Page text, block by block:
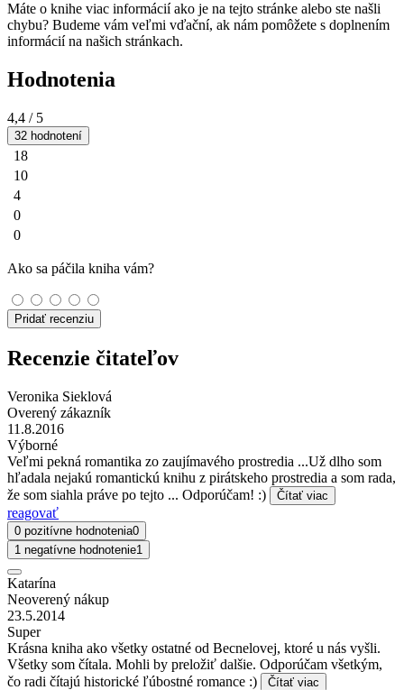
Máte o knihe viac informácií ako je na tejto stránke alebo ste našli
chybu? Budeme vám veľmi vďační, ak nám pomôžete s doplnením
informácií na našich stránkach.
Hodnotenia
4,4 / 5
32 hodnotení
18
10
4
0
0
Ako sa páčila kniha vám?
Pridať recenziu
Recenzie čitateľov
Veronika Sieklová
Overený zákazník
11.8.2016
Výborné
Veľmi pekná romantika zo zaujímavého prostredia ...Už dlho som
hľadala nejakú romantickú knihu z pirátskeho prostredia a som rada,
že som siahla práve po tejto ... Odporúčam! :)
Čítať viac
reagovať
0 pozitívne hodnotenia0
1 negatívne hodnotenie1
Katarína
Neoverený nákup
23.5.2014
Super
Krásna kniha ako všetky ostatné od Becnelovej, ktoré u nás vyšli.
Všetky som čítala. Mohli by preložiť dalšie. Odporúčam všetkým,
čo radi čítajú historické ľúbostné romance :)
Čítať viac